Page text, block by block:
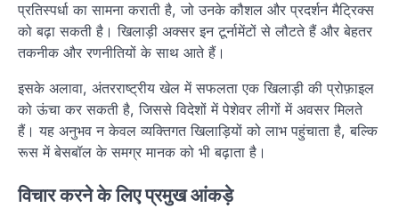
प्रतिस्पर्धा का सामना कराती है, जो उनके कौशल और प्रदर्शन मैट्रिक्स
को बढ़ा सकती है। खिलाड़ी अक्सर इन टूर्नामेंटों से लौटते हैं और बेहतर
तकनीक और रणनीतियों के साथ आते हैं।
इसके अलावा, अंतरराष्ट्रीय खेल में सफलता एक खिलाड़ी की प्रोफ़ाइल
को ऊंचा कर सकती है, जिससे विदेशों में पेशेवर लीगों में अवसर मिलते
हैं। यह अनुभव न केवल व्यक्तिगत खिलाड़ियों को लाभ पहुंचाता है, बल्कि
रूस में बेसबॉल के समग्र मानक को भी बढ़ाता है।
विचार करने के लिए प्रमुख आंकड़े